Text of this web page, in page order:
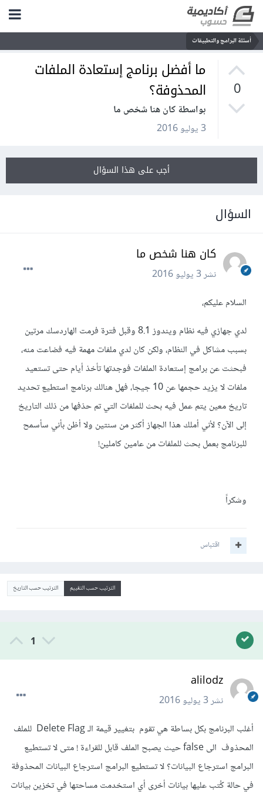
أسئلة البرامج والتطبيقات
0
ما أفضل برنامج إستعادة الملفات
المحذوفة؟
بواسطة كان هنا شخص ما
3 يوليو 2016
أجب على هذا السؤال
السؤال
كان هنا شخص ما
نشر3 يوليو 2016
السلام عليكم،
لدي جهازي فيه نظام ويندوز 8.1 وقبل فترة فرمت الهاردسك مرتين
بسبب مشاكل في النظام، ولكن كان لدي ملفات مهمة فيه فضاعت منه،
فبحثت عن برامج إستعادة الملفات فوجدتها تأخذ أيام حتى تستعيد
ملفات لا يزيد حجمها عن 10 جيجا، فهل هنالك برنامج استطيع تحديد
تاريخ معين يتم عمل فيه بحث للملفات التي تم حذفها من ذلك التاريخ
إلى الآن؟ لأني أملك هذا الجهاز أكثر من سنتين ولا أظن بأني سأسمح
للبرنامج بعمل بحث للملفات من عامين كاملين!
وشكراً
اقتباس
الترتيب حسب التقييم الترتيب حسب التاريخ
1
alilodz
نشر3 يوليو 2016
أغلب البرنامج بكل بساطة هي تقوم بتغيير قيمة الـ Delete Flag للملف
المحذوف الى false حيث يصبح الملف قابل للقراءة ! متى لا تستطيع
البرامج استرجاع البيانات؟ لا تستطيع البرامج استرجاع البيانات المحذوفة
في حالة كُتب عليها بيانات أخرى أي استخدمت مساحتها في تخزين بيانات